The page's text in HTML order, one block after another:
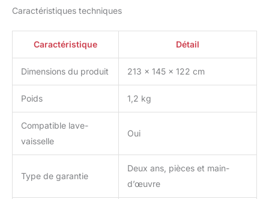
Caractéristiques techniques
Caractéristique Détail
Dimensions du produit 213 x 145 x 122 cm
Poids 1,2 kg
Compatible lave-
vaisselle
Oui
Type de garantie
Deux ans, pièces et main-
d’œuvre